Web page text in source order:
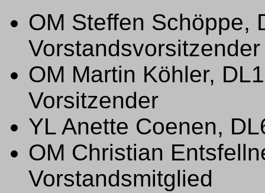
OM Steffen Schöppe,
Vorstandsvorsitzender
OM Martin Köhler,
Vorsitzender
YL Anette Coenen,
OM Christian
Vorstandsmitglied